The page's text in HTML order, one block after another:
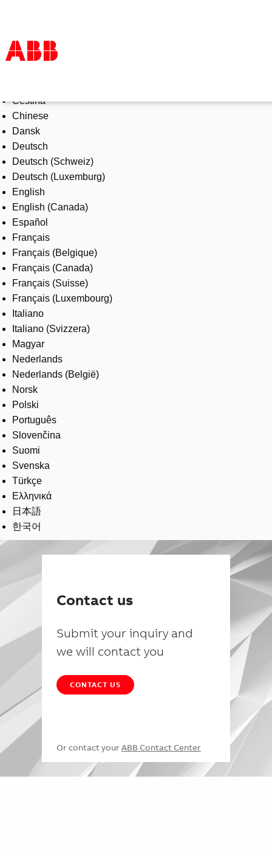
Products & Solutions
Industries
Services
About us
Where to buy
Contact us
Careers
Čeština
Chinese
Dansk
Deutsch
Deutsch (Schweiz)
Deutsch (Luxemburg)
English
English (Canada)
Español
Français
Français (Belgique)
Français (Canada)
Français (Suisse)
Français (Luxembourg)
Italiano
Italiano (Svizzera)
Magyar
Nederlands
Nederlands (België)
Norsk
Polski
Português
Slovenčina
Suomi
Svenska
Türkçe
Ελληνικά
日本語
한국어
Contact us
Submit your inquiry and
we will contact you
CONTACT US
Or contact your ABB Contact Center